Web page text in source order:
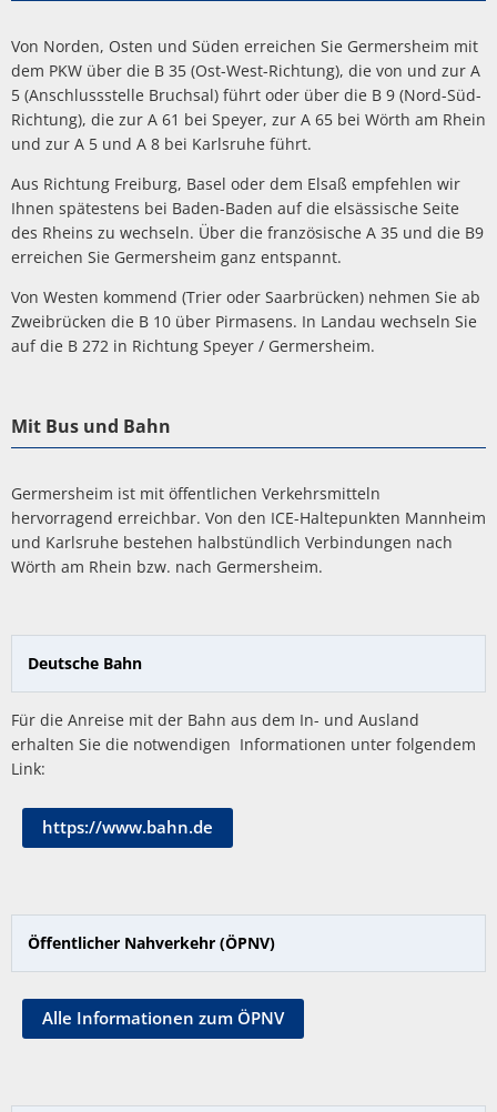
Von Norden, Osten und Süden erreichen Sie Germersheim mit
dem PKW über die B 35 (Ost-West-Richtung), die von und zur A
5 (Anschlussstelle Bruchsal) führt oder über die B 9 (Nord-Süd-
Richtung), die zur A 61 bei Speyer, zur A 65 bei Wörth am Rhein
und zur A 5 und A 8 bei Karlsruhe führt.
Aus Richtung Freiburg, Basel oder dem Elsaß empfehlen wir
Ihnen spätestens bei Baden-Baden auf die elsässische Seite
des Rheins zu wechseln. Über die französische A 35 und die B9
erreichen Sie Germersheim ganz entspannt.
Von Westen kommend (Trier oder Saarbrücken) nehmen Sie ab
Zweibrücken die B 10 über Pirmasens. In Landau wechseln Sie
auf die B 272 in Richtung Speyer / Germersheim.
Mit Bus und Bahn
Germersheim ist mit öffentlichen Verkehrsmitteln
hervorragend erreichbar. Von den ICE-Haltepunkten Mannheim
und Karlsruhe bestehen halbstündlich Verbindungen nach
Wörth am Rhein bzw. nach Germersheim.
Deutsche Bahn
Für die Anreise mit der Bahn aus dem In- und Ausland
erhalten Sie die notwendigen Informationen unter folgendem
Link:
https://www.bahn.de
Öffentlicher Nahverkehr (ÖPNV)
Alle Informationen zum ÖPNV